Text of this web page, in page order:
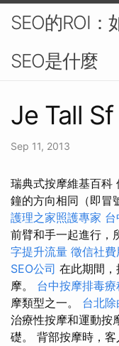
SEO的ROI
SEO是什麼
Je Tall
Sep 11, 2013
瑞典式按摩維基百科
鐘的方向相同（即冒
護理之家照護專家
前臂和手一起進行，
字提升流量 徵信社
SEO公司 在此期間
摩。 台中按摩排毒
摩類型之一。 台北
治療性按摩和運動按
礎。 背部按摩時，